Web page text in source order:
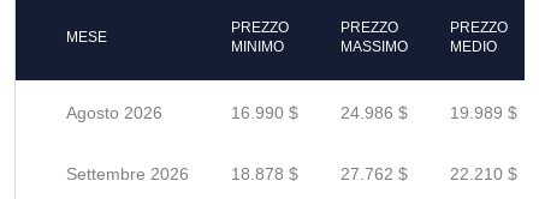
MESE
PREZZO
MINIMO
PREZZO
MASSIMO
PREZZO
MEDIO
Agosto 2026 16.990 $ 24.986 $ 19.989 $
Settembre 2026 18.878 $ 27.762 $ 22.210 $